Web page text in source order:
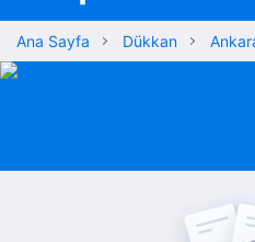
Ana Sayfa Dükkan